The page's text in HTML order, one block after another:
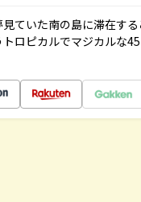
ていた南の島に滞在す
ロピカルでマジカルな